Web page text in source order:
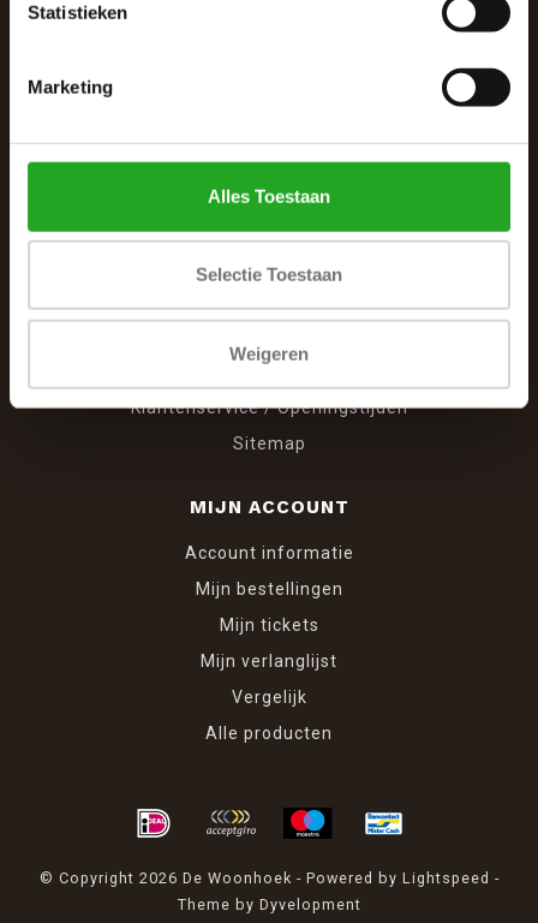
Statistieken
Marketing
Alles Toestaan
Selectie Toestaan
Weigeren
INFORMATIE
Over ons
Algemene voorwaarden
Klachtenpagina
Klantenservice / Openingstijden
Sitemap
MIJN ACCOUNT
Account informatie
Mijn bestellingen
Mijn tickets
Mijn verlanglijst
Vergelijk
Alle producten
© Copyright 2026 De Woonhoek - Powered by Lightspeed -
Theme by Dyvelopment